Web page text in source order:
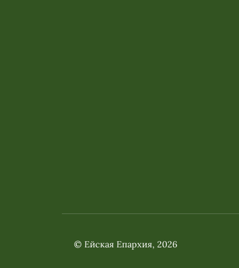
© Ейская Епархия, 2026